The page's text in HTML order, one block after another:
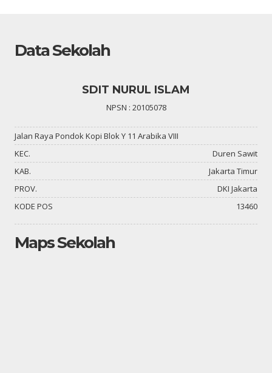
Data Sekolah
SDIT NURUL ISLAM
NPSN : 20105078
Jalan Raya Pondok Kopi Blok Y 11 Arabika VIII
KEC.
Duren Sawit
KAB.
Jakarta Timur
PROV.
DKI Jakarta
KODE POS
13460
Maps Sekolah